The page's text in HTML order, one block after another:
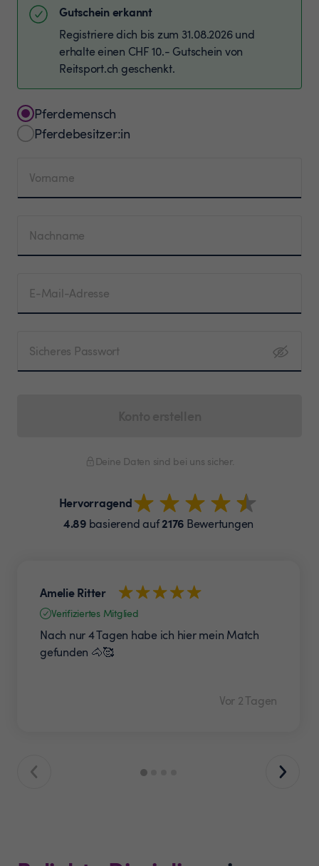
Gutschein erkannt
Registriere dich bis zum 31.08.2026 und
erhalte einen CHF 10.- Gutschein von
Reitsport.ch geschenkt.
Pferdemensch
Pferdebesitzer:in
Vorname
Nachname
E-Mail-Adresse
Sicheres Passwort
Deine Daten sind bei uns sicher.
Hervorragend
4.89basierend auf2176 Bewertungen
Amelie Ritter
Verifiziertes Mitglied
Nach nur 4 Tagen habe ich hier mein Match
gefunden 🐴🥰
Vor 2 Tagen